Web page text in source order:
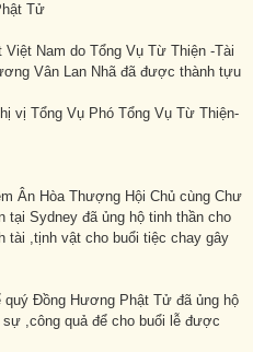
Tử
Nam do Tổng Vụ Từ Thiện -Tài
Vân Lan Nhã đã được thành tựu
vị Tổng Vụ Phó Tổng Vụ Từ Thiện-
Ân Hòa Thượng Hội Chủ cùng Chư
Sydney đã ủng hộ tinh thần cho
tài ,tịnh vật cho buổi tiệc chay gây
Đồng Hương Phật Tử đã ủng hộ
,công quả để cho buổi lễ được